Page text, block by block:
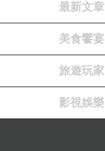
最新文章
美食饗宴
旅遊玩家
影視娛樂